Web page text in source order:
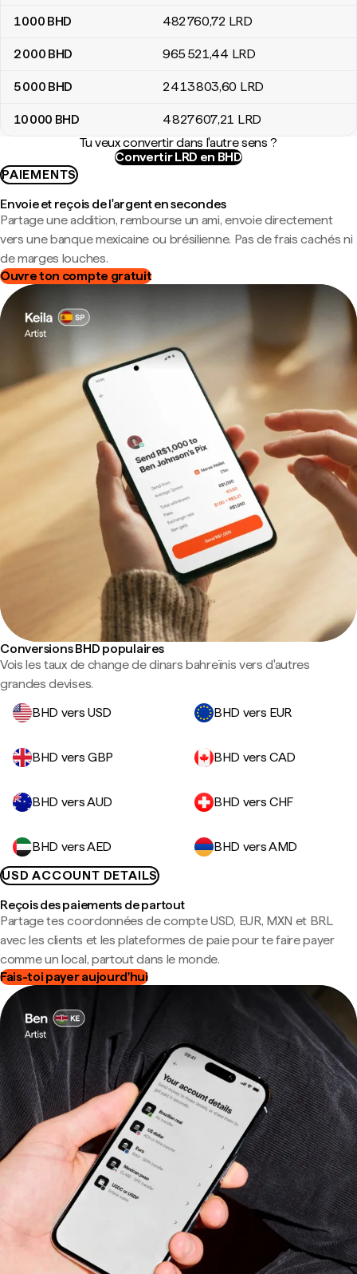
1 000 BHD 482 760,72 LRD
2 000 BHD 965 521,44 LRD
5 000 BHD 2 413 803,60 LRD
10 000 BHD 4 827 607,21 LRD
Tu veux convertir dans l'autre sens ?
Convertir LRD en BHD
PAIEMENTS
Envoie et reçois de l'argent en secondes
Partage une addition, rembourse un ami, envoie directement
vers une banque mexicaine ou brésilienne. Pas de frais cachés ni
de marges louches.
Ouvre ton compte gratuit
Conversions BHD populaires
Vois les taux de change de dinars bahreïnis vers d'autres
grandes devises.
BHD vers USD
BHD vers EUR
BHD vers GBP BHD vers CAD
BHD vers AUD BHD vers CHF
BHD vers AED
BHD vers AMD
USD ACCOUNT DETAILS
Reçois des paiements de partout
Partage tes coordonnées de compte USD, EUR, MXN et BRL
avec les clients et les plateformes de paie pour te faire payer
comme un local, partout dans le monde.
Fais-toi payer aujourd'hui